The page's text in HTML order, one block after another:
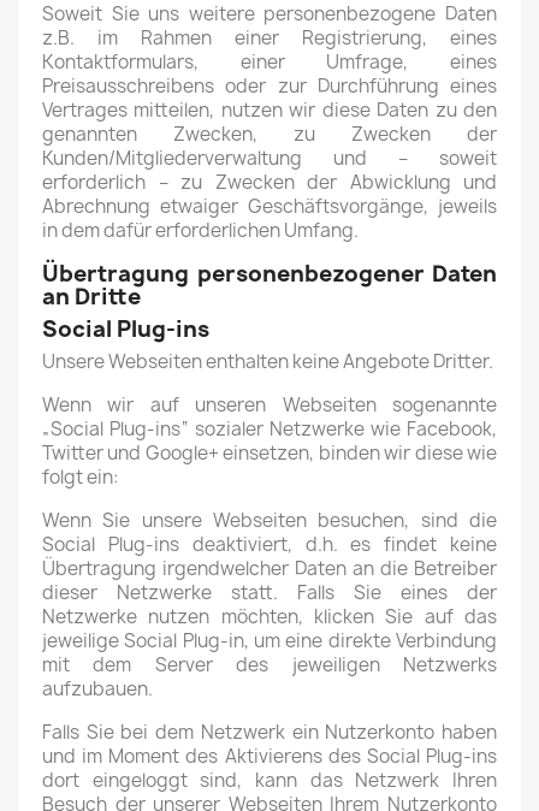
Soweit Sie uns weitere personenbezogene Daten
z.B. im Rahmen einer Registrierung, eines
Kontaktformulars, einer Umfrage, eines
Preisausschreibens oder zur Durchführung eines
Vertrages mitteilen, nutzen wir diese Daten zu den
genannten Zwecken, zu Zwecken der
Kunden/Mitgliederverwaltung und – soweit
erforderlich – zu Zwecken der Abwicklung und
Abrechnung etwaiger Geschäftsvorgänge, jeweils
in dem dafür erforderlichen Umfang.
Übertragung personenbezogener Daten
an Dritte
Social Plug-ins
Unsere Webseiten enthalten keine Angebote Dritter.
Wenn wir auf unseren Webseiten sogenannte
„Social Plug-ins“ sozialer Netzwerke wie Facebook,
Twitter und Google+ einsetzen, binden wir diese wie
folgt ein:
Wenn Sie unsere Webseiten besuchen, sind die
Social Plug-ins deaktiviert, d.h. es findet keine
Übertragung irgendwelcher Daten an die Betreiber
dieser Netzwerke statt. Falls Sie eines der
Netzwerke nutzen möchten, klicken Sie auf das
jeweilige Social Plug-in, um eine direkte Verbindung
mit dem Server des jeweiligen Netzwerks
aufzubauen.
Falls Sie bei dem Netzwerk ein Nutzerkonto haben
und im Moment des Aktivierens des Social Plug-ins
dort eingeloggt sind, kann das Netzwerk Ihren
Besuch der unserer Webseiten Ihrem Nutzerkonto